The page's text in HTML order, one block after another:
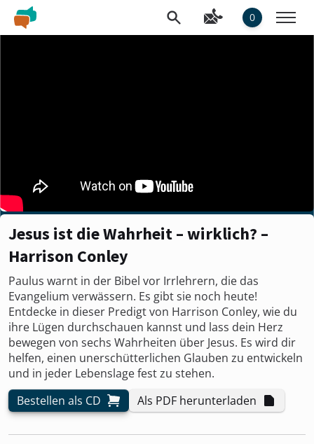
0
Jesus ist die Wahrheit – wirklich? –
Harrison Conley
Paulus warnt in der Bibel vor Irrlehrern, die das
Evangelium verwässern. Es gibt sie noch heute!
Entdecke in dieser Predigt von Harrison Conley, wie du
ihre Lügen durchschauen kannst und lass dein Herz
bewegen von sechs Wahrheiten über Jesus. Es wird dir
helfen, einen unerschütterlichen Glauben zu entwickeln
und in jeder Lebenslage fest zu stehen.
Bestellen als CD
Als PDF herunterladen